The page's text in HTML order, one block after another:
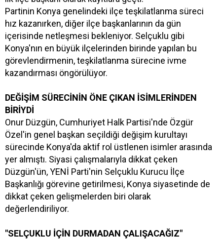
Partinin Konya genelindeki ilçe teşkilatlanma süreci
hız kazanırken, diğer ilçe başkanlarının da gün
içerisinde netleşmesi bekleniyor. Selçuklu gibi
Konya'nın en büyük ilçelerinden birinde yapılan bu
görevlendirmenin, teşkilatlanma sürecine ivme
kazandırması öngörülüyor.
DEĞİŞİM SÜRECİNİN ÖNE ÇIKAN İSİMLERİNDEN
BİRİYDİ
Onur Düzgün, Cumhuriyet Halk Partisi'nde Özgür
Özel'in genel başkan seçildiği değişim kurultayı
sürecinde Konya'da aktif rol üstlenen isimler arasında
yer almıştı. Siyasi çalışmalarıyla dikkat çeken
Düzgün'ün, YENİ Parti'nin Selçuklu Kurucu İlçe
Başkanlığı görevine getirilmesi, Konya siyasetinde de
dikkat çeken gelişmelerden biri olarak
değerlendiriliyor.
"SELÇUKLU İÇİN DURMADAN ÇALIŞACAĞIZ"